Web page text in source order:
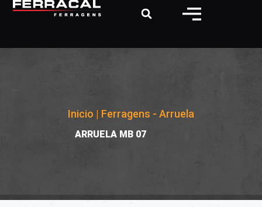
Inicio |Ferragens - Arruela
ARRUELA MB 07